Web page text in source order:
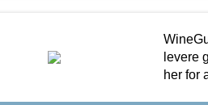
levere
her for